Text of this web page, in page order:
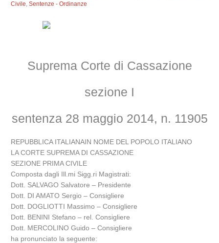
Civile,Sentenze - Ordinanze
Suprema Corte di Cassazione
sezione I
sentenza 28 maggio 2014, n. 11905
REPUBBLICA ITALIANAIN NOME DEL POPOLO ITALIANO
LA CORTE SUPREMA DI CASSAZIONE
SEZIONE PRIMA CIVILE
Composta dagli Ill.mi Sigg.ri Magistrati:
Dott. SALVAGO Salvatore – Presidente
Dott. DI AMATO Sergio – Consigliere
Dott. DOGLIOTTI Massimo – Consigliere
Dott. BENINI Stefano – rel. Consigliere
Dott. MERCOLINO Guido – Consigliere
ha pronunciato la seguente: